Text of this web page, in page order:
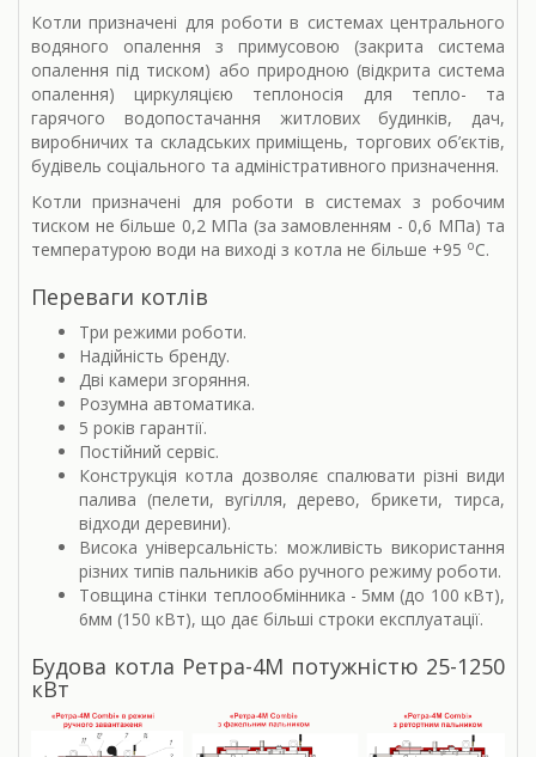
Котли призначені для роботи в системах центрального
водяного опалення з примусовою (закрита система
опалення під тиском) або природною (відкрита система
опалення) циркуляцією теплоносія для тепло- та
гарячого водопостачання житлових будинків, дач,
виробничих та складських приміщень, торгових об’єктів,
будівель соціального та адміністративного призначення.
Котли призначені для роботи в системах з робочим
тиском не більше 0,2 МПа (за замовленням - 0,6 МПа) та
температурою води на виході з котла не більше +95 оС.
Переваги котлів
Три режими роботи.
Надійність бренду.
Дві камери згоряння.
Розумна автоматика.
5 років гарантії.
Постійний сервіс.
Конструкція котла дозволяє спалювати різні види
палива (пелети, вугілля, дерево, брикети, тирса,
відходи деревини).
Висока універсальність: можливість використання
різних типів пальників або ручного режиму роботи.
Товщина стінки теплообмінника - 5мм (до 100 кВт),
6мм (150 кВт), що дає більші строки експлуатації.
Будова котла Ретра-4М потужністю 25-1250
кВт